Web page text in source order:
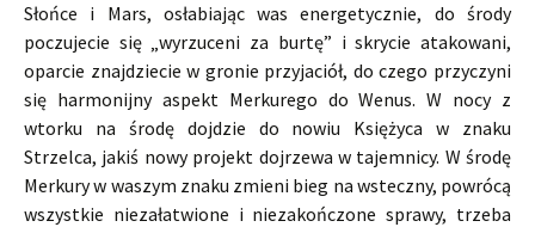
Słońce i Mars, osłabiając was energetycznie, do środy
poczujecie się „wyrzuceni za burtę” i skrycie atakowani,
oparcie znajdziecie w gronie przyjaciół, do czego przyczyni
się harmonijny aspekt Merkurego do Wenus. W nocy z
wtorku na środę dojdzie do nowiu Księżyca w znaku
Strzelca, jakiś nowy projekt dojrzewa w tajemnicy. W środę
Merkury w waszym znaku zmieni bieg na wsteczny, powrócą
wszystkie niezałatwione i niezakończone sprawy, trzeba